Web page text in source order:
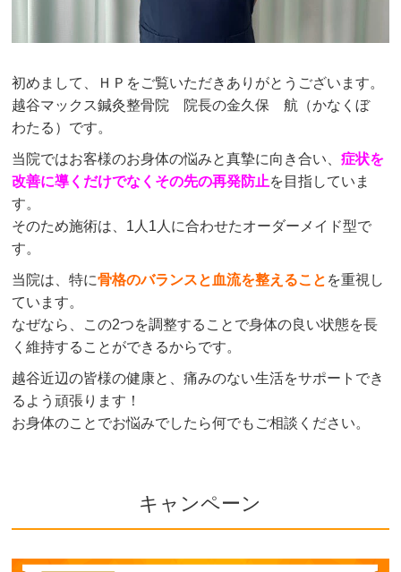
初めまして、ＨＰをご覧いただきありがとうございます。
越谷マックス鍼灸整骨院 院長の金久保 航（かなくぼ
わたる）です。
当院ではお客様のお身体の悩みと真摯に向き合い、症状を
改善に導くだけでなくその先の再発防止を目指していま
す。
そのため施術は、1人1人に合わせたオーダーメイド型で
す。
当院は、特に骨格のバランスと血流を整えること を重視し
ています。
なぜなら、この2つを調整することで身体の良い状態を長
く維持することができるからです。
越谷近辺の皆様の健康と、痛みのない生活をサポートでき
るよう頑張ります！
お身体のことでお悩みでしたら何でもご相談ください。
キャンペーン